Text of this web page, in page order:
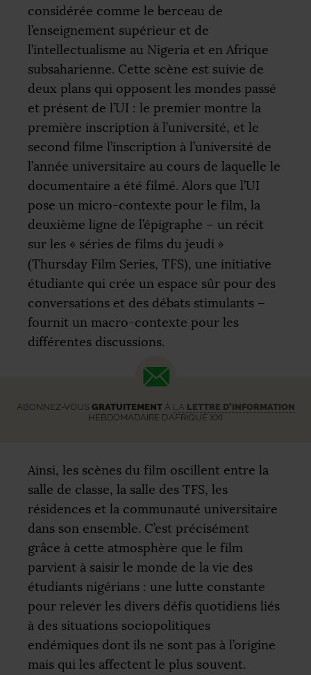
considérée comme le berceau de
l’enseignement supérieur et de
l’intellectualisme au Nigeria et en Afrique
subsaharienne. Cette scène est suivie de
deux plans qui opposent les mondes passé
et présent de l’UI : le premier montre la
première inscription à l’université, et le
second filme l’inscription à l’université de
l’année universitaire au cours de laquelle le
documentaire a été filmé. Alors que l’UI
pose un micro-contexte pour le film, la
deuxième ligne de l’épigraphe – un récit
sur les « séries de films du jeudi »
(Thursday Film Series, TFS), une initiative
étudiante qui crée un espace sûr pour des
conversations et des débats stimulants –
fournit un macro-contexte pour les
différentes discussions.
ABONNEZ-VOUS GRATUITEMENTÀ LA LETTRE D’INFORMATION
HEBDOMADAIRE D’AFRIQUE XXI
Ainsi, les scènes du film oscillent entre la
salle de classe, la salle des TFS, les
résidences et la communauté universitaire
dans son ensemble. C’est précisément
grâce à cette atmosphère que le film
parvient à saisir le monde de la vie des
étudiants nigérians : une lutte constante
pour relever les divers défis quotidiens liés
à des situations sociopolitiques
endémiques dont ils ne sont pas à l’origine
mais qui les affectent le plus souvent.